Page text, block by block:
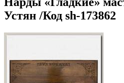
Устян /Код sh-173862